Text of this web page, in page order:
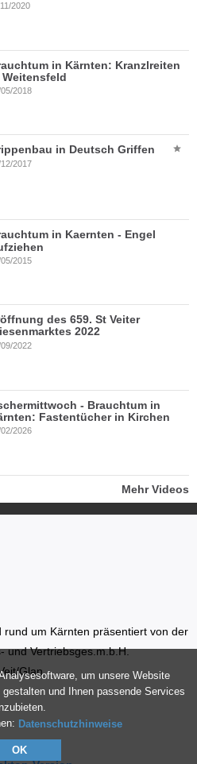
um unsere Website
und Ihnen passende Services
Datenschutzhinweise
OK
2020
in Kärnten: Kranzlreiten
Weitensfeld
2018
in Deutsch Griffen
2017
in Kaernten - Engel
2015
des 659. St Veiter
2022
2022
- Brauchtum in
Fastentücher in Kirchen
2026
Mehr Videos
rund um Kärnten präsentiert von der
und Vertriebsges.m.b.H.
Glan